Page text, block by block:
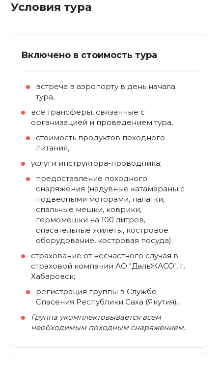
Условия тура
Включено в стоимость тура
встреча в аэропорту в день начала
тура,
все трансферы, связанные с
организацией и проведением тура,
стоимость продуктов походного
питания,
услуги инструктора-проводника;
предоставление походного
снаряжения (надувные катамараны с
подвесными моторами, палатки,
спальные мешки, коврики,
гермомешки на 100 литров,
спасательные жилеты, костровое
оборудование, костровая посуда).
страхование от несчастного случая в
страховой компании АО "ДальЖАСО", г.
Хабаровск;
регистрация группы в Службе
Спасения Республики Саха (Якутия).
Группа укомплектовывается всем
необходимым походным снаряжением.